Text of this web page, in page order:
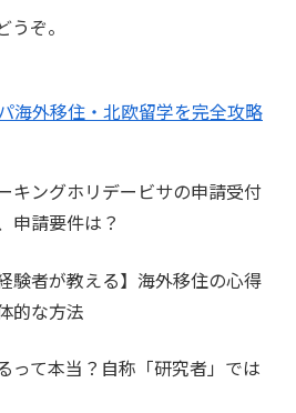
ぞ。
海外移住・北欧留学を完全攻略
キングホリデービサの申請受付
申請要件は？
験者が教える】海外移住の心得
的な方法
って本当？自称「研究者」では